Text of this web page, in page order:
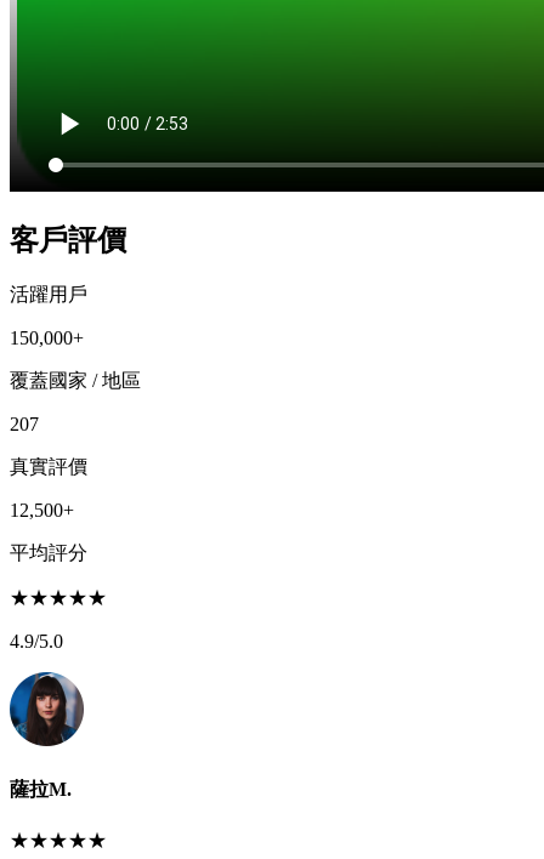
客戶評價
活躍用戶
150,000+
覆蓋國家 / 地區
207
真實評價
12,500+
平均評分
★★★★★
4.9/5.0
薩拉M.
★★★★★